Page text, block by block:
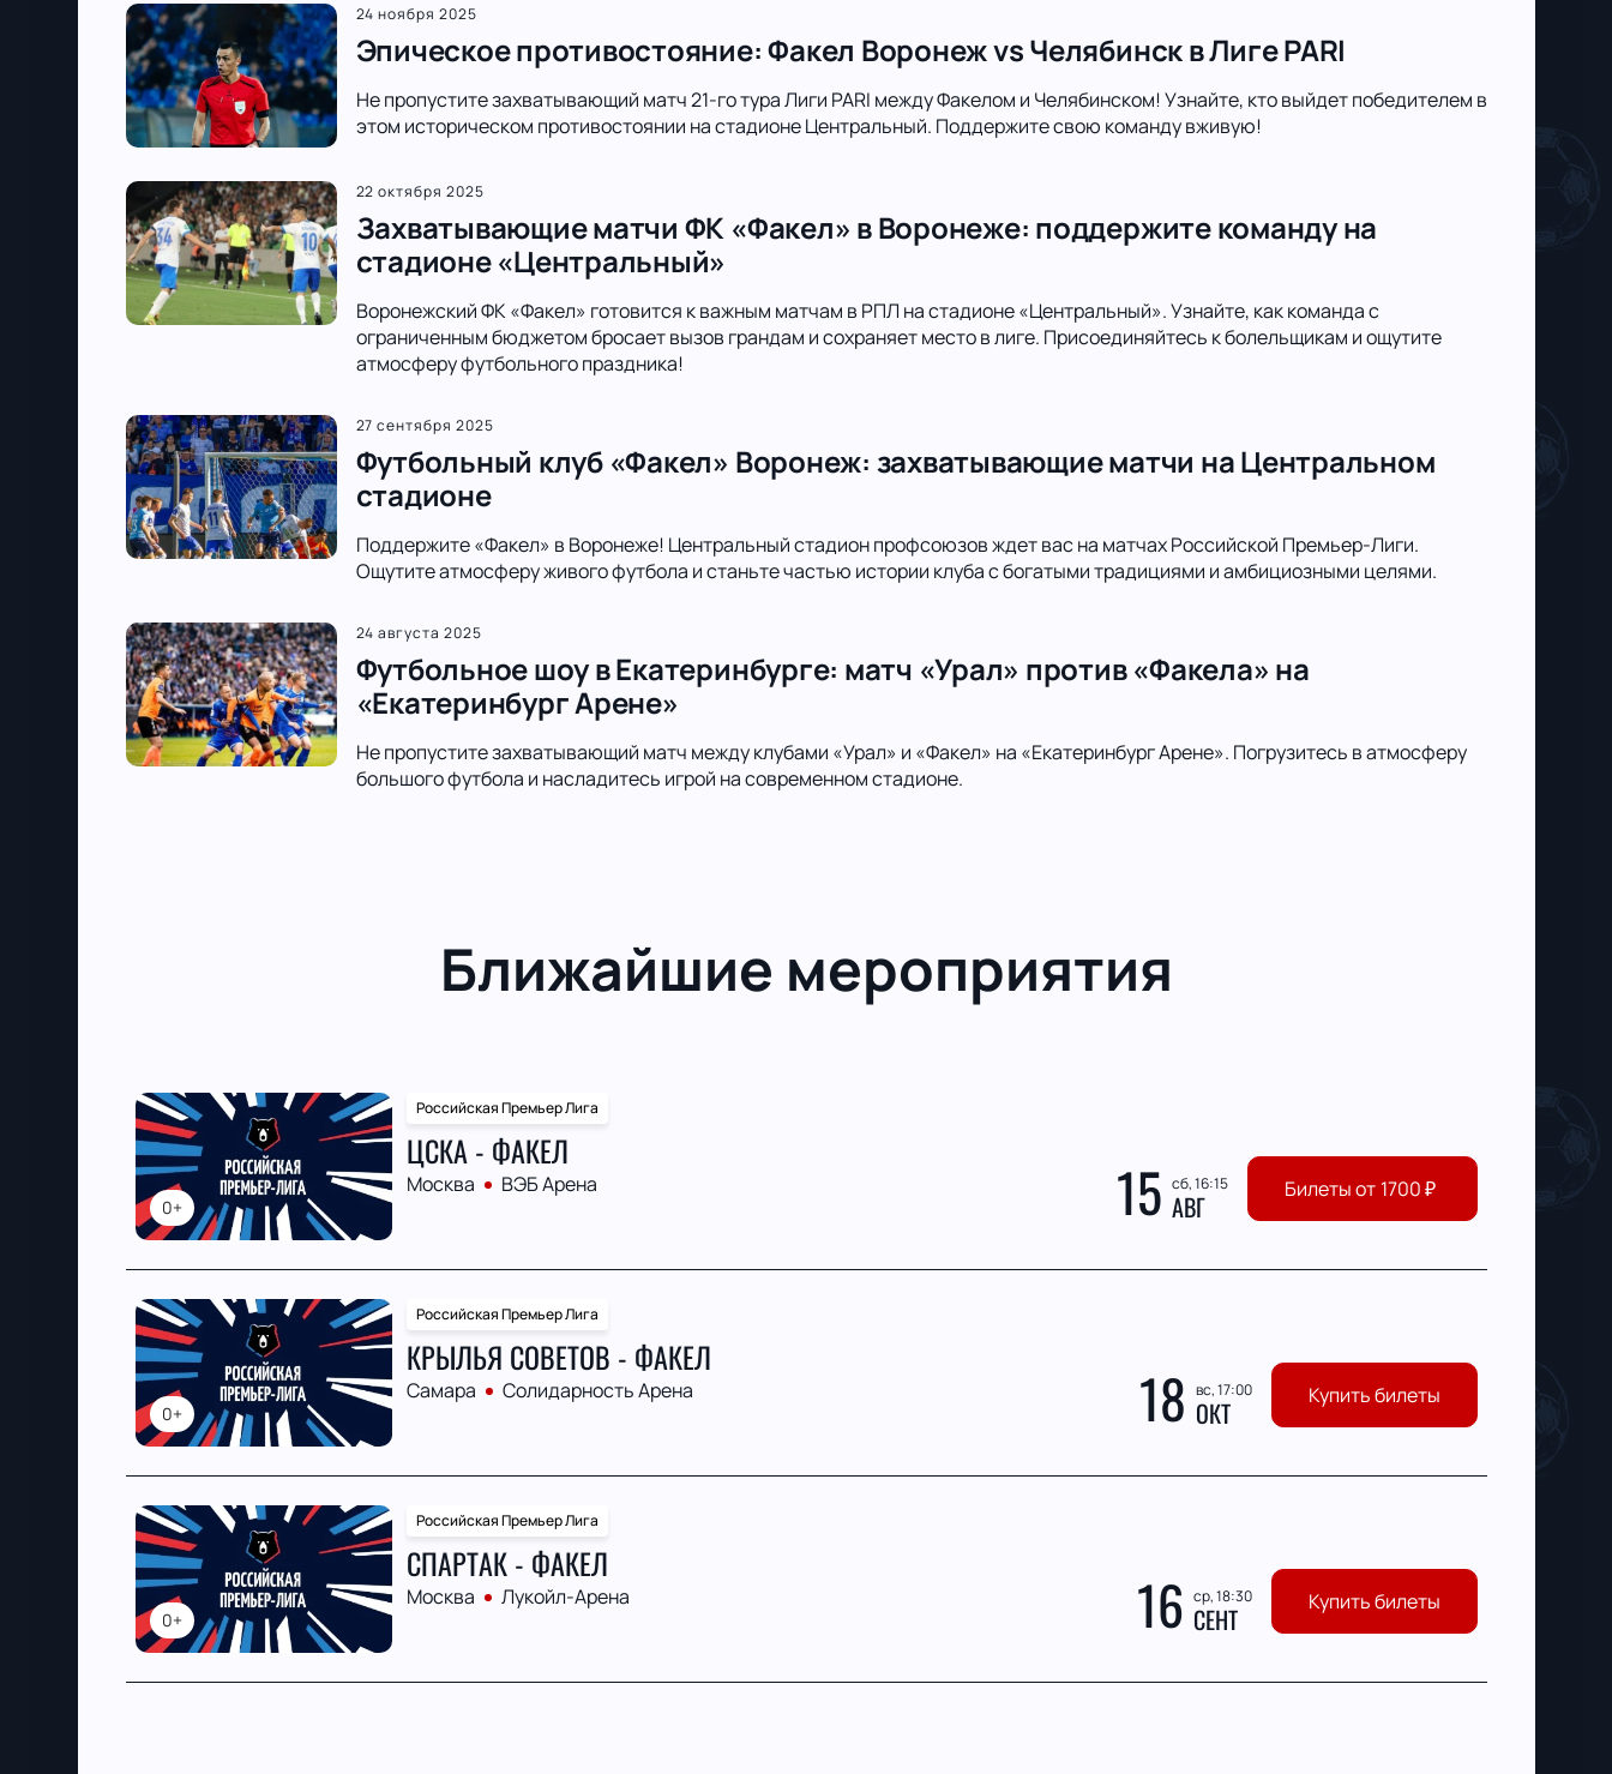
24 ноября 2025
Эпическое противостояние: Факел Воронеж vs Челябинск в Лиге PARI
Не пропустите захватывающий матч 21-го тура Лиги PARI между Факелом и Челябинском! Узнайте, кто выйдет победителем в
этом историческом противостоянии на стадионе Центральный. Поддержите свою команду вживую!
22 октября 2025
Захватывающие матчи ФК «Факел» в Воронеже: поддержите команду на
стадионе «Центральный»
Воронежский ФК «Факел» готовится к важным матчам в РПЛ на стадионе «Центральный». Узнайте, как команда с
ограниченным бюджетом бросает вызов грандам и сохраняет место в лиге. Присоединяйтесь к болельщикам и ощутите
атмосферу футбольного праздника!
27 сентября 2025
Футбольный клуб «Факел» Воронеж: захватывающие матчи на Центральном
стадионе
Поддержите «Факел» в Воронеже! Центральный стадион профсоюзов ждет вас на матчах Российской Премьер-Лиги.
Ощутите атмосферу живого футбола и станьте частью истории клуба с богатыми традициями и амбициозными целями.
24 августа 2025
Футбольное шоу в Екатеринбурге: матч «Урал» против «Факела» на
«Екатеринбург Арене»
Не пропустите захватывающий матч между клубами «Урал» и «Факел» на «Екатеринбург Арене». Погрузитесь в атмосферу
большого футбола и насладитесь игрой на современном стадионе.
Ближайшие мероприятия
0+
Российская Премьер Лига
ЦСКА - ФАКЕЛ
Москва ВЭБ Арена 15 сб, 16:15
АВГ Билеты от 1700₽
0+
Российская Премьер Лига
КРЫЛЬЯ СОВЕТОВ - ФАКЕЛ
Самара Солидарность Арена 18 вс, 17:00
ОКТ Купить билеты
0+
Российская Премьер Лига
СПАРТАК - ФАКЕЛ
Москва Лукойл-Арена 16 ср, 18:30
СЕНТ Купить билеты